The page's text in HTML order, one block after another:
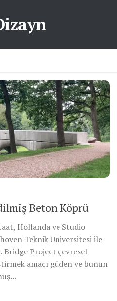
Beton Köprü
Hollanda ve Studio
Teknik Üniversitesi ile
Project çevresel
amacı güden ve bunun